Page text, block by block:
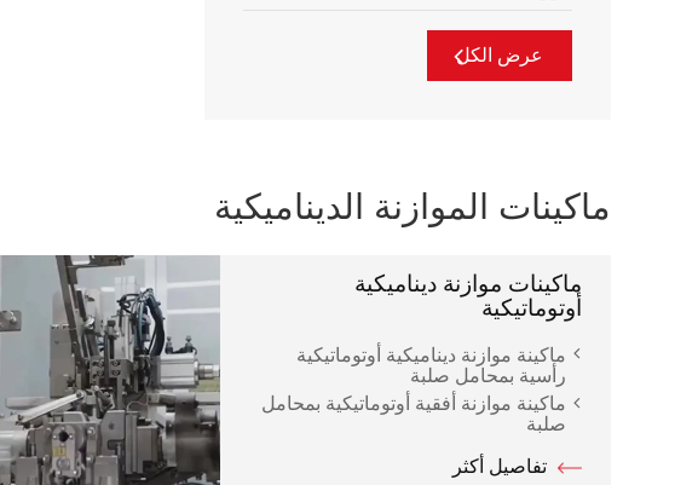
عرض الكل
ماكينات الموازنة الديناميكية
ماكينات موازنة ديناميكية
أوتوماتيكية
ماكينة موازنة ديناميكية أوتوماتيكية
رأسية بمحامل صلبة
ماكينة موازنة أفقية أوتوماتيكية بمحامل
صلبة
تفاصيل أكثر